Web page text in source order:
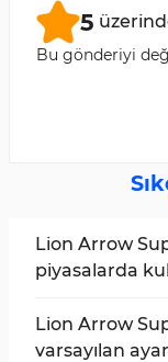
5
Bu gönderiyi
Lion Arrow
piyasalarda
Emtialar dahil
için uygundur.
Lion Arrow
varsayılan